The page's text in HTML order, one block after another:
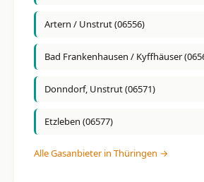
Artern / Unstrut (06556)
Bad Frankenhausen / Kyffhäuser
Donndorf, Unstrut (06571)
Etzleben (06577)
Alle Gasanbieter in Thüringen →